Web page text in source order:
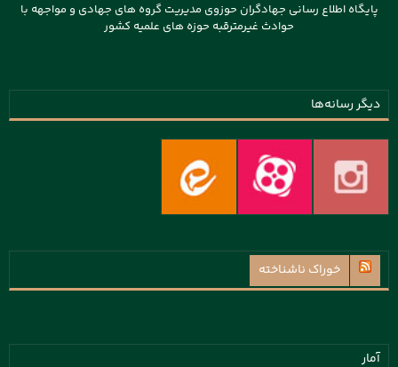
پایگاه اطلاع رسانی جهادگران حوزوی مدیریت گروه های جهادی و مواجهه با
حوادث غیرمترقبه حوزه های علمیه کشور
دیگر رسانه‌ها
خوراک ناشناخته
آمار